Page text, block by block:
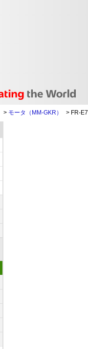
> モータ（MM-GKR） > FR-